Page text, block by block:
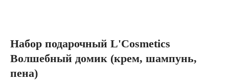
Набор подарочный L'Cosmetics
Волшебный домик (крем, шампунь,
пена)